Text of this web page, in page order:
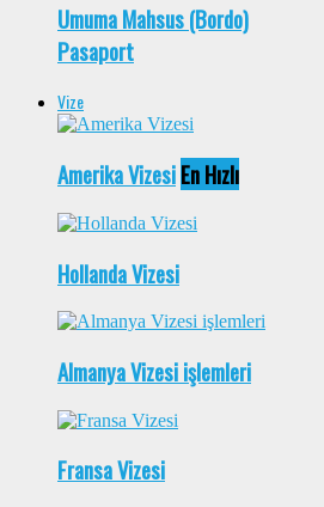
Umuma Mahsus (Bordo)
Pasaport
Vize
Amerika VizesiEn Hızlı
Hollanda Vizesi
Almanya Vizesi işlemleri
Fransa Vizesi